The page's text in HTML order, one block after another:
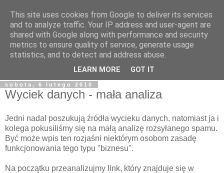
Tapioka Pana Goka
Blog należący do Goku122 - studenta Informatyki, fascynata
kultury japońskiej, fantastyki i wielu innych rzeczy.
sobota, 6 lutego 2010
Wyciek danych - mała analiza
Jedni nadal poszukują źródła wycieku danych, natomiast ja i
kolega pokusiliśmy się na małą analizę rozsyłanego spamu.
Być może wpis ten rozjaśni niektórym osobom zasadę
funkcjonowania tego typu "biznesu".
Na początku przeanalizujmy link, który znajduje się w
This site uses cookies from Google to deliver its services
and to analyze traffic. Your IP address and user-agent are
shared with Google along with performance and security
metrics to ensure quality of service, generate usage
statistics, and to detect and address abuse.
LEARN MORE GOT IT